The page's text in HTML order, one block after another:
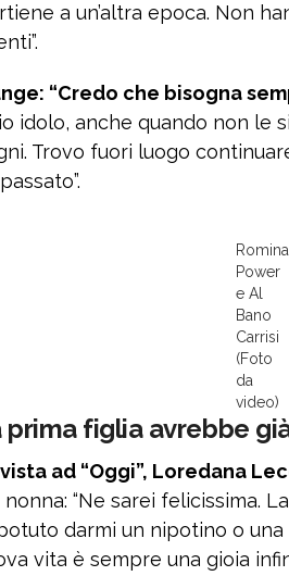
a un’altra epoca. Non
“Credo che bisogna
idolo, anche quando non le
Trovo fuori luogo
Romina
Power
e Al
Bano
Carrisi
(Foto
da
video)
prima figlia avrebbe
ad “Oggi”, Loredana
“Ne sarei felicissima.
darmi un nipotino o una
vita è sempre una gioia